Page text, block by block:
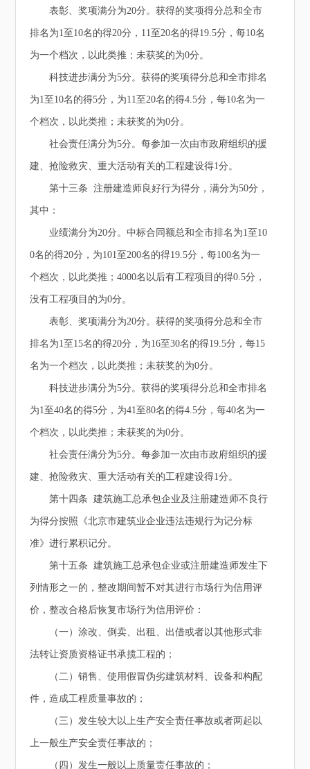
表彰、奖项满分为20分。获得的奖项得分总和全市
排名为1至10名的得20分，11至20名的得19.5分，每10名
为一个档次，以此类推；未获奖的为0分。
科技进步满分为5分。获得的奖项得分总和全市排名
为1至10名的得5分，为11至20名的得4.5分，每10名为一
个档次，以此类推；未获奖的为0分。
社会责任满分为5分。每参加一次由市政府组织的援
建、抢险救灾、重大活动有关的工程建设得1分。
第十三条 注册建造师良好行为得分，满分为50分，
其中：
业绩满分为20分。中标合同额总和全市排名为1至10
0名的得20分，为101至200名的得19.5分，每100名为一
个档次，以此类推；4000名以后有工程项目的得0.5分，
没有工程项目的为0分。
表彰、奖项满分为20分。获得的奖项得分总和全市
排名为1至15名的得20分，为16至30名的得19.5分，每15
名为一个档次，以此类推；未获奖的为0分。
科技进步满分为5分。获得的奖项得分总和全市排名
为1至40名的得5分，为41至80名的得4.5分，每40名为一
个档次，以此类推；未获奖的为0分。
社会责任满分为5分。每参加一次由市政府组织的援
建、抢险救灾、重大活动有关的工程建设得1分。
第十四条 建筑施工总承包企业及注册建造师不良行
为得分按照《北京市建筑业企业违法违规行为记分标
准》进行累积记分。
第十五条 建筑施工总承包企业或注册建造师发生下
列情形之一的，整改期间暂不对其进行市场行为信用评
价，整改合格后恢复市场行为信用评价：
（一）涂改、倒卖、出租、出借或者以其他形式非
法转让资质资格证书承揽工程的；
（二）销售、使用假冒伪劣建筑材料、设备和构配
件，造成工程质量事故的；
（三）发生较大以上生产安全责任事故或者两起以
上一般生产安全责任事故的；
（四）发生一般以上质量责任事故的；